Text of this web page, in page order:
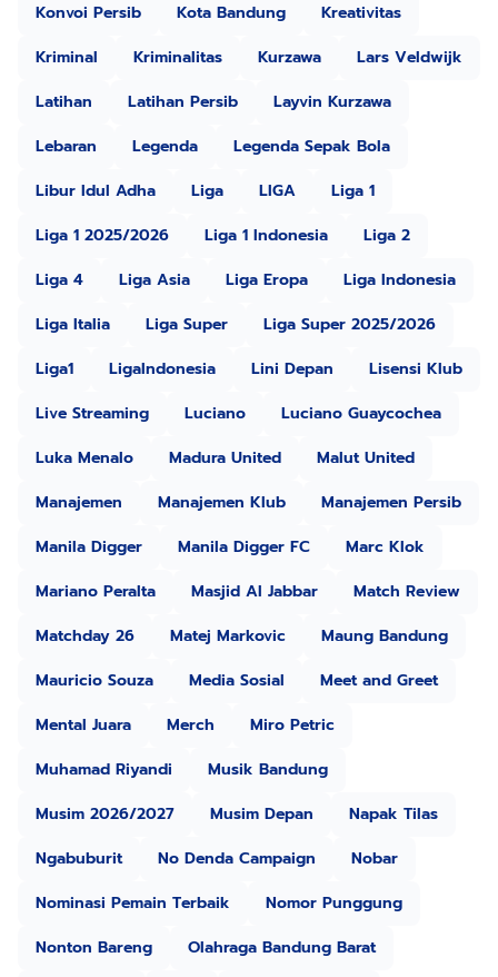
Konvoi Persib
Kota Bandung
Kreativitas
Kriminal
Kriminalitas Kurzawa
Lars Veldwijk
Latihan
Latihan Persib
Layvin Kurzawa
Lebaran
Legenda
Legenda Sepak Bola
Libur Idul Adha
Liga LIGA
Liga 1
Liga 1 2025/2026
Liga 1 Indonesia
Liga 2
Liga 4
Liga Asia Liga Eropa
Liga Indonesia
Liga Italia
Liga Super
Liga Super 2025/2026
Liga1
LigaIndonesia Lini Depan
Lisensi Klub
Live Streaming
Luciano
Luciano Guaycochea
Luka Menalo
Madura United
Malut United
Manajemen
Manajemen Klub
Manajemen Persib
Manila Digger
Manila Digger FC
Marc Klok
Mariano Peralta
Masjid Al Jabbar
Match Review
Matchday 26
Matej Markovic
Maung Bandung
Mauricio Souza
Media Sosial
Meet and Greet
Mental Juara
Merch
Miro Petric
Muhamad Riyandi
Musik Bandung
Musim 2026/2027
Musim Depan
Napak Tilas
Ngabuburit
No Denda Campaign
Nobar
Nominasi Pemain Terbaik
Nomor Punggung
Nonton Bareng
Olahraga Bandung Barat